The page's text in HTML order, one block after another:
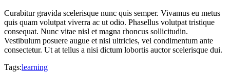
Curabitur gravida scelerisque nunc quis semper. Vivamus eu metus
quis quam volutpat viverra ac ut odio. Phasellus volutpat tristique
consequat. Nunc vitae nisl et magna rhoncus sollicitudin.
Vestibulum posuere augue et nisi ultricies, vel condimentum ante
consectetur. Ut at tellus a nisi dictum lobortis auctor scelerisque dui.
Tags:learning